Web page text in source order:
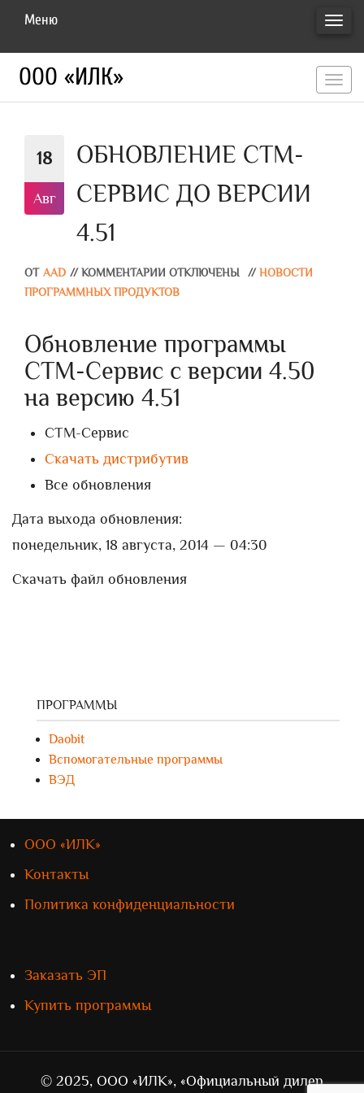
Меню
ООО «ИЛК»
18
Авг
ОБНОВЛЕНИЕ СТМ-
СЕРВИС ДО ВЕРСИИ
4.51
ОТ AAD // КОММЕНТАРИИ ОТКЛЮЧЕНЫ // НОВОСТИ
ПРОГРАММНЫХ ПРОДУКТОВ
Обновление программы
СТМ-Сервис с версии 4.50
на версию 4.51
СТМ-Сервис
Скачать дистрибутив
Все обновления
Дата выхода обновления:
понедельник, 18 августа, 2014 — 04:30
Скачать файл обновления
ПРОГРАММЫ
Daobit
Вспомогательные программы
ВЭД
ООО «ИЛК»
Контакты
Политика конфиденциальности
Заказать ЭП
Купить программы
© 2025, ООО «ИЛК», «Официальный дилер